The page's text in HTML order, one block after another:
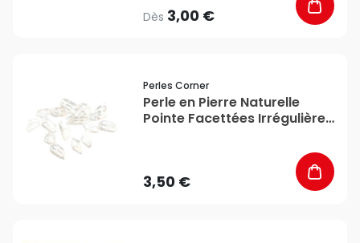
Dès 3,00 €
Perles Corner
Perle en Pierre Naturelle
Pointe Facettées Irrégulière
3,50 €